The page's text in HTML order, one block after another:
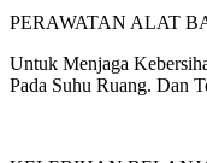
PERAWATAN ALAT
Untuk Menjaga
Pada Suhu Ruang. Dan